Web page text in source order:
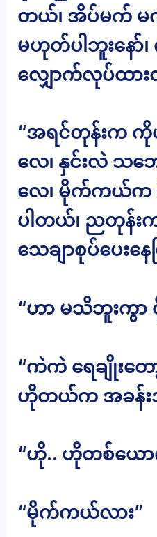
တယ်၊ အိပ်မက် မ
မဟုတ်ပါဘူးနော်
လျှောက်လုပ်ထာ
“အရင်တုန်းက ကို
လေ၊ နှင်းလဲ သ
လေ၊ မိုက်ကယ်က
ပါတယ်၊ ညတုန်း
သေချာစုပ်ပေးနေ
“ဟာ မသိဘူးကွာ ဝို
“ကဲကဲ ရေချိုးတ
ဟိုတယ်က အခန်း
“ဟို.. ဟိုတစ်ယော
“မိုက်ကယ်လား”